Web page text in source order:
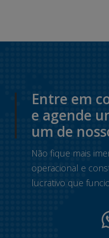
Entre em
e agende
um de
Não fique mais
operacional e
lucrativo que